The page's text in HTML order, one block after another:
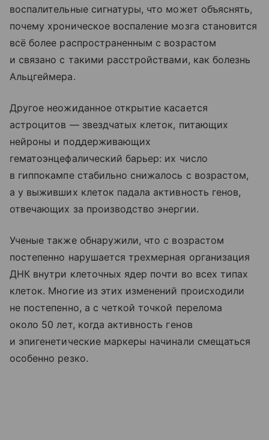
воспалительные сигнатуры, что может объяснять,
почему хроническое воспаление мозга становится
всё более распространенным с возрастом
и связано с такими расстройствами, как болезнь
Альцгеймера.
Другое неожиданное открытие касается
астроцитов — звездчатых клеток, питающих
нейроны и поддерживающих
гематоэнцефалический барьер: их число
в гиппокампе стабильно снижалось с возрастом,
а у выживших клеток падала активность генов,
отвечающих за производство энергии.
Ученые также обнаружили, что с возрастом
постепенно нарушается трехмерная организация
ДНК внутри клеточных ядер почти во всех типах
клеток. Многие из этих изменений происходили
не постепенно, а с четкой точкой перелома
около 50 лет, когда активность генов
и эпигенетические маркеры начинали смещаться
особенно резко.